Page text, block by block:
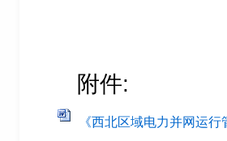
附件:
《西北区域电力并网运